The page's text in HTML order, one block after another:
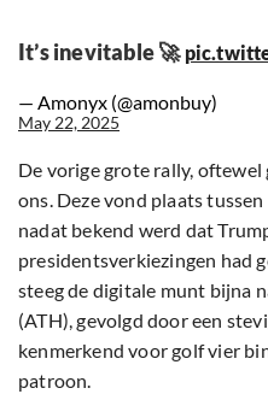
It’s inevitable 🚀
— Amonyx (@amonbuy)
May 22, 2025
De vorige grote rally,
ons. Deze vond plaats
nadat bekend werd dat
presidentsverkiezingen had
steeg de digitale munt bijna
(ATH), gevolgd door een
kenmerkend voor golf vier
patroon.